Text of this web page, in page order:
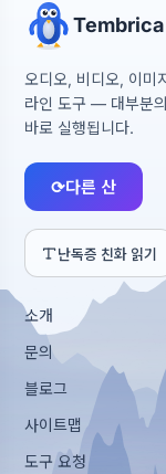
Tembrica
오디오, 비디오, 이미
라인 도구 — 대부분
바로 실행됩니다.
⟳다른 산
난독증 친화 읽기
소개
문의
블로그
사이트맵
도구 요청